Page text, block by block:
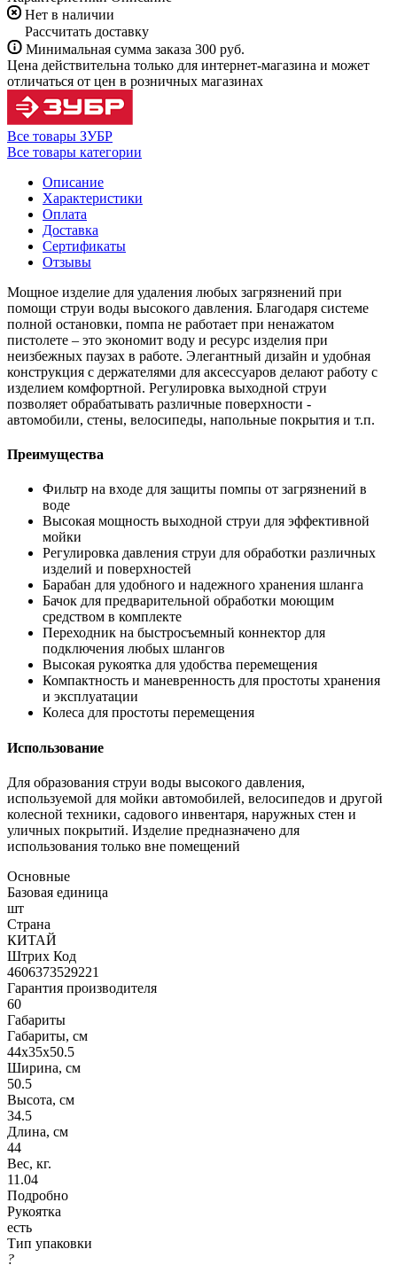
Нет в наличии
Рассчитать доставку
Минимальная сумма заказа 300 руб.
Цена действительна только для интернет-магазина и может
отличаться от цен в розничных магазинах
Все товары ЗУБР
Все товары категории
Описание
Характеристики
Оплата
Доставка
Сертификаты
Отзывы
Мощное изделие для удаления любых загрязнений при
помощи струи воды высокого давления. Благодаря системе
полной остановки, помпа не работает при ненажатом
пистолете – это экономит воду и ресурс изделия при
неизбежных паузах в работе. Элегантный дизайн и удобная
конструкция с держателями для аксессуаров делают работу с
изделием комфортной. Регулировка выходной струи
позволяет обрабатывать различные поверхности -
автомобили, стены, велосипеды, напольные покрытия и т.п.
Преимущества
Фильтр на входе для защиты помпы от загрязнений в
воде
Высокая мощность выходной струи для эффективной
мойки
Регулировка давления струи для обработки различных
изделий и поверхностей
Барабан для удобного и надежного хранения шланга
Бачок для предварительной обработки моющим
средством в комплекте
Переходник на быстросъемный коннектор для
подключения любых шлангов
Высокая рукоятка для удобства перемещения
Компактность и маневренность для простоты хранения
и эксплуатации
Колеса для простоты перемещения
Использование
Для образования струи воды высокого давления,
используемой для мойки автомобилей, велосипедов и другой
колесной техники, садового инвентаря, наружных стен и
уличных покрытий. Изделие предназначено для
использования только вне помещений
Основные
Базовая единица
шт
Страна
КИТАЙ
Штрих Код
4606373529221
Гарантия производителя
60
Габариты
Габариты, см
44x35x50.5
Ширина, см
50.5
Высота, см
34.5
Длина, см
44
Вес, кг.
11.04
Подробно
Рукоятка
есть
Тип упаковки
?